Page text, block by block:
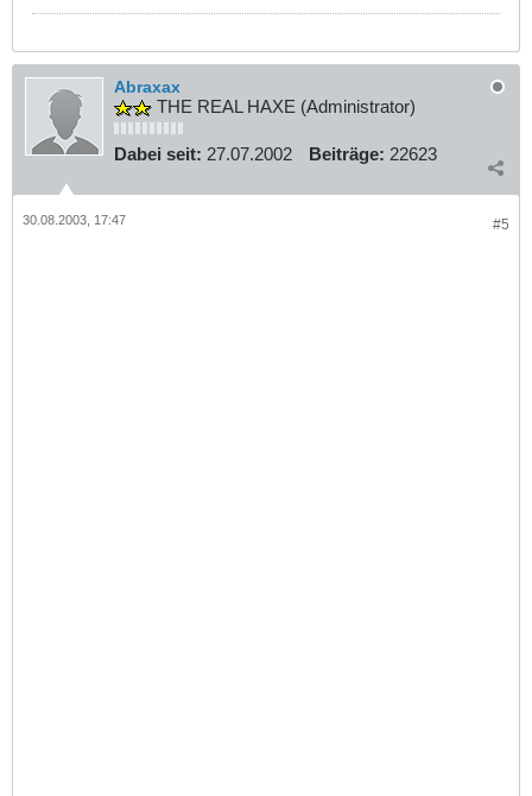
Abraxax
THE REAL HAXE (Administrator)
Dabei seit: 27.07.2002 Beiträge: 22623
#5
30.08.2003, 17:47